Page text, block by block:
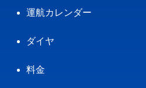
運航カレンダー
ダイヤ
料金